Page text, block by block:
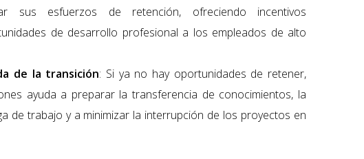
sus esfuerzos de retención, ofreciendo incentivos
de desarrollo profesional a los empleados de alto
de la transición: Si ya no hay oportunidades de retener,
ayuda a preparar la transferencia de conocimientos, la
de trabajo y a minimizar la interrupción de los proyectos en